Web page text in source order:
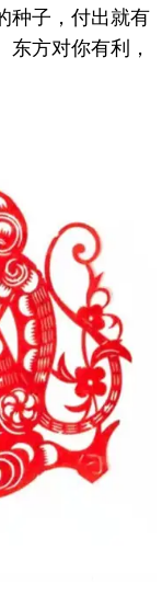
种子，付出就有
方对你有利，